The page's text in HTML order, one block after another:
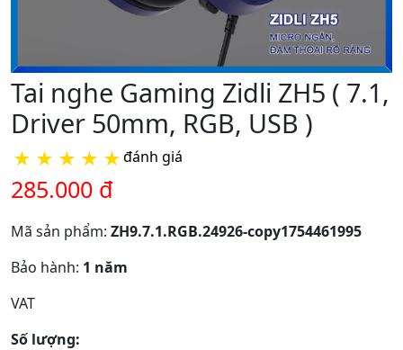
Tai nghe Gaming Zidli ZH5 ( 7.1,
Driver 50mm, RGB, USB )
★ ★ ★ ★ ★đánh giá
285.000 đ
Mã sản phẩm: ZH9.7.1.RGB.24926-copy1754461995
Bảo hành: 1 năm
VAT
Số lượng: